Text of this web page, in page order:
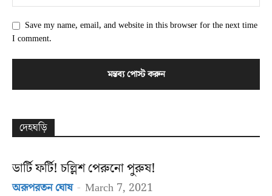
Save my name, email, and website in this browser for the next time
I comment.
দেহঘড়ি
ডার্টি ফর্টি! চল্লিশ পেরুনো পুরুষ!
অরূপরতন ঘোষ - March 7, 2021